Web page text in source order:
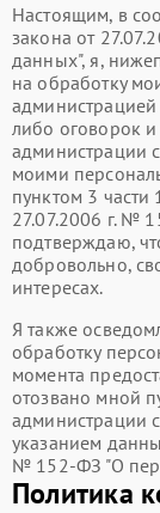
Настоящим, в
закона от
данных", я,
на обработку
администрацией
либо оговорок
администрации
моими
пунктом 3 части
27.07.2006 г. №
подтверждаю,
добровольно,
интересах.
Я также
обработку
момента
отозвано мной
администрации
указанием
№ 152-ФЗ "О
Политика